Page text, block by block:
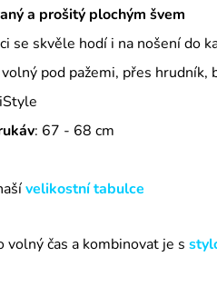
a prošitý plochým švem
skvěle hodí i na nošení do
pod pažemi, přes hrudník,
: 67 - 68 cm
velikostní tabulce
čas a kombinovat je s